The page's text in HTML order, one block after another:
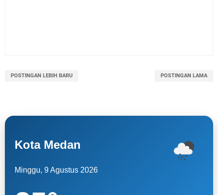
POSTINGAN LEBIH BARU POSTINGAN LAMA
Kota Medan
Minggu, 9 Agustus 2026